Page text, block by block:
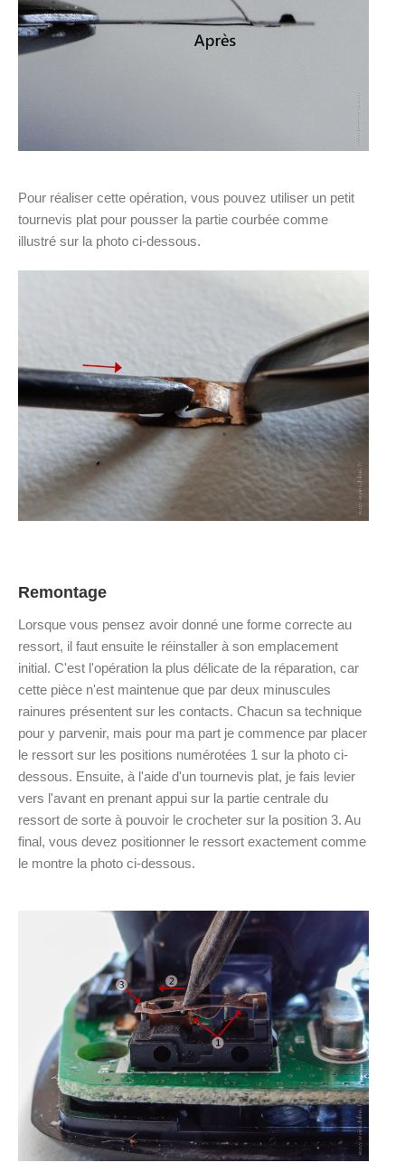
Pour réaliser cette opération, vous pouvez utiliser un petit
tournevis plat pour pousser la partie courbée comme
illustré sur la photo ci-dessous.
Remontage
Lorsque vous pensez avoir donné une forme correcte au
ressort, il faut ensuite le réinstaller à son emplacement
initial. C'est l'opération la plus délicate de la réparation, car
cette pièce n'est maintenue que par deux minuscules
rainures présentent sur les contacts. Chacun sa technique
pour y parvenir, mais pour ma part je commence par placer
le ressort sur les positions numérotées 1 sur la photo ci-
dessous. Ensuite, à l'aide d'un tournevis plat, je fais levier
vers l'avant en prenant appui sur la partie centrale du
ressort de sorte à pouvoir le crocheter sur la position 3. Au
final, vous devez positionner le ressort exactement comme
le montre la photo ci-dessous.